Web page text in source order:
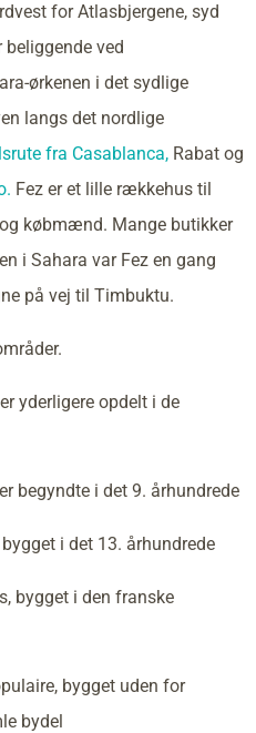
for Atlasbjergene, syd
beliggende ved
ørkenen i det sydlige
langs det nordlige
fra Casablanca, Rabat og
Fez er et lille rækkehus til
købmænd. Mange butikker
i Sahara var Fez en gang
på vej til Timbuktu.
yderligere opdelt i de
begyndte i det 9. århundrede
i det 13. århundrede
bygget i den franske
bygget uden for
bydel